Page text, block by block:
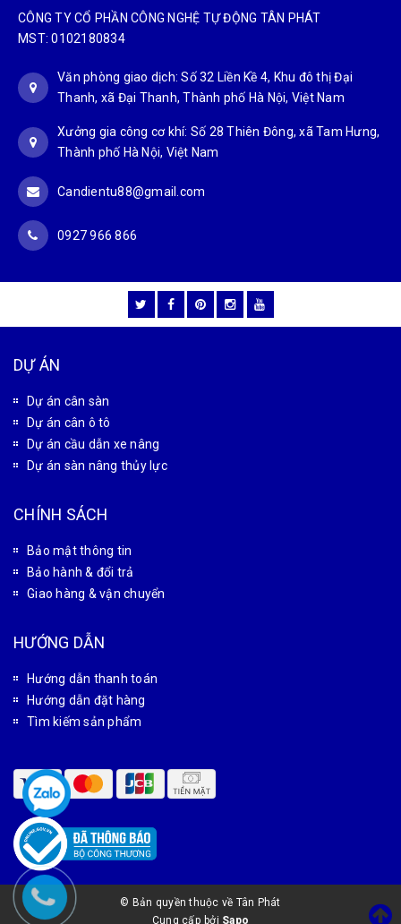
CÔNG TY CỔ PHẦN CÔNG NGHỆ TỰ ĐỘNG TÂN PHÁT
MST: 0102180834
Văn phòng giao dịch: Số 32 Liền Kề 4, Khu đô thị Đại
Thanh, xã Đại Thanh, Thành phố Hà Nội, Việt Nam
Xưởng gia công cơ khí: Số 28 Thiên Đông, xã Tam Hưng,
Thành phố Hà Nội, Việt Nam
Candientu88@gmail.com
0927 966 866
DỰ ÁN
Dự án cân sàn
Dự án cân ô tô
Dự án cầu dẫn xe nâng
Dự án sàn nâng thủy lực
CHÍNH SÁCH
Bảo mật thông tin
Bảo hành & đổi trả
Giao hàng & vận chuyển
HƯỚNG DẪN
Hướng dẫn thanh toán
Hướng dẫn đặt hàng
Tìm kiếm sản phẩm
© Bản quyền thuộc về Tân Phát
Cung cấp bởi Sapo